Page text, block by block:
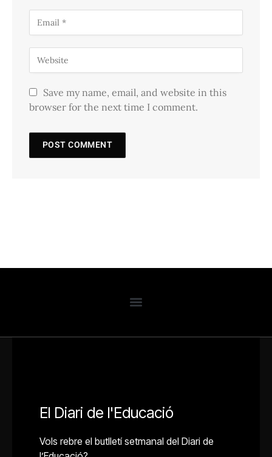
Save my name, email, and website in this
browser for the next time I comment.